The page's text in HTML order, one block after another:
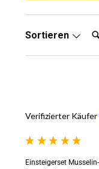
Sortieren
Verifizierter Käufer
Einsteigerset